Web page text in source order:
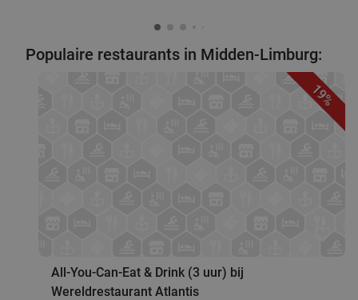
Populaire restaurants in Midden-Limburg:
19%
All-You-Can-Eat & Drink (3 uur) bij
Wereldrestaurant Atlantis